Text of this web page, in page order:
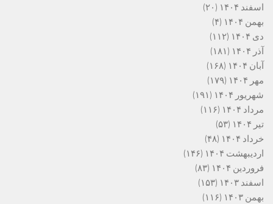
اسفند ۱۴۰۴
(۲۰)
بهمن ۱۴۰۴
(۴)
دی ۱۴۰۴
(۱۱۲)
آذر ۱۴۰۴
(۱۸۱)
آبان ۱۴۰۴
(۱۶۸)
مهر ۱۴۰۴
(۱۷۹)
شهریور ۱۴۰۴
(۱۹۱)
مرداد ۱۴۰۴
(۱۱۶)
تیر ۱۴۰۴
(۵۳)
خرداد ۱۴۰۴
(۴۸)
اردیبهشت ۱۴۰۴
(۱۴۶)
فروردین ۱۴۰۴
(۸۳)
اسفند ۱۴۰۳
(۱۵۳)
بهمن ۱۴۰۳
(۱۱۶)